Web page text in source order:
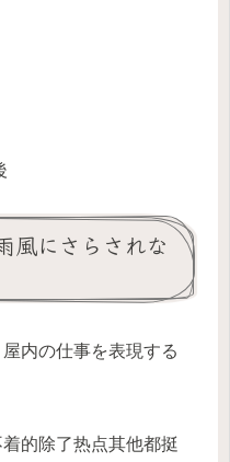
にさらされな
内の仕事を表現する
的除了热点其他都挺